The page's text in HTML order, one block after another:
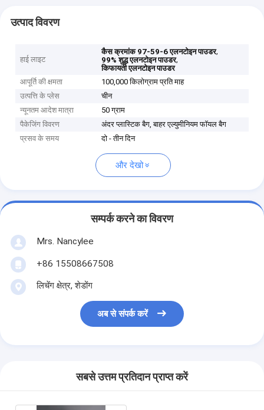
उत्पाद विवरण
हाई लाइट
कैस क्रमांक 97-59-6 एलनटोइन पाउडर,
99% शुद्ध एलनटोइन पाउडर,
किफायती एलनटोइन पाउडर
आपूर्ति की क्षमता
100,000 किलोग्राम प्रति माह
उत्पत्ति के प्लेस
चीन
न्यूनतम आदेश मात्रा
50 ग्राम
पैकेजिंग विवरण
अंदर प्लास्टिक बैग, बाहर एल्युमीनियम फॉयल बैग
प्रसव के समय
दो - तीन दिन
और देखो
सम्पर्क करने का विवरण
Mrs. Nancylee
+86 15508667508
लिचेंग क्षेत्र, शेडोंग
अब से संपर्क करें
सबसे उत्तम प्रतिदान प्राप्त करें